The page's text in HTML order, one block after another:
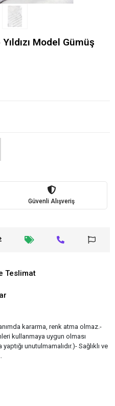
Model Gümüş
Güvenli Alışveriş
Teslimat
kararma, renk atma olmaz.-
kullanmaya uygun olması
unutulmamalıdır.)- Sağlıklı ve